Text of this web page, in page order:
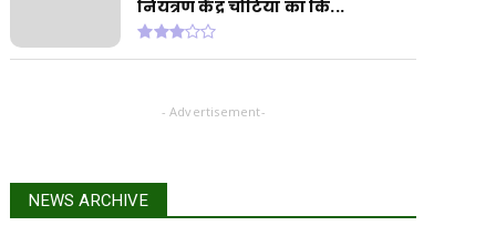
नियंत्रण केंद्र चोटिया का कि...
- Advertisement-
NEWS ARCHIVE